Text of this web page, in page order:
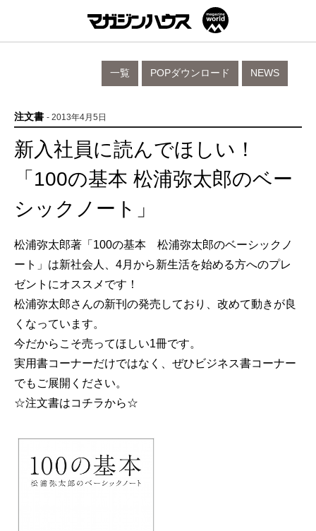
NEWS
POPダウンロード
一覧
注文書 - 2013年4月5日
新入社員に読んでほしい！
「100の基本 松浦弥太郎のベー
シックノート」
松浦弥太郎著「100の基本 松浦弥太郎のベーシックノ
ート」は新社会人、4月から新生活を始める方へのプレ
ゼントにオススメです！
松浦弥太郎さんの新刊の発売しており、改めて動きが良
くなっています。
今だからこそ売ってほしい1冊です。
実用書コーナーだけではなく、ぜひビジネス書コーナー
でもご展開ください。
☆注文書はコチラから☆